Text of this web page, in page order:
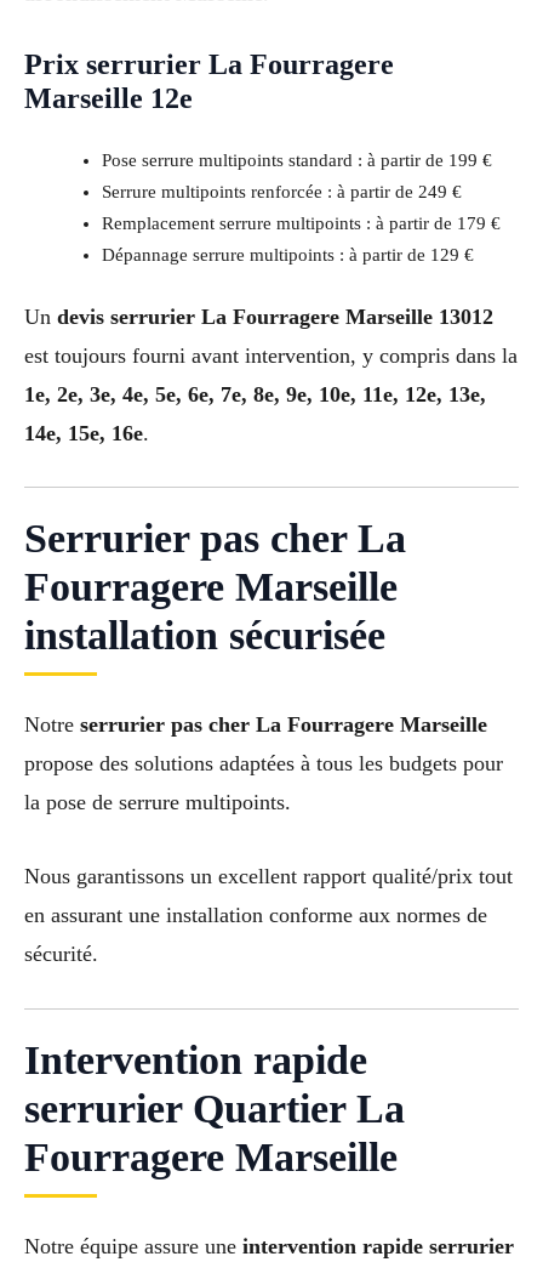
Prix serrurier La Fourragere
Marseille 12e
Pose serrure multipoints standard : à partir de 199 €
Serrure multipoints renforcée : à partir de 249 €
Remplacement serrure multipoints : à partir de 179 €
Dépannage serrure multipoints : à partir de 129 €
Un devis serrurier La Fourragere Marseille 13012
est toujours fourni avant intervention, y compris dans la
1e, 2e, 3e, 4e, 5e, 6e, 7e, 8e, 9e, 10e, 11e, 12e, 13e,
14e, 15e, 16e.
Serrurier pas cher La
Fourragere Marseille
installation sécurisée
Notre serrurier pas cher La Fourragere Marseille
propose des solutions adaptées à tous les budgets pour
la pose de serrure multipoints.
Nous garantissons un excellent rapport qualité/prix tout
en assurant une installation conforme aux normes de
sécurité.
Intervention rapide
serrurier Quartier La
Fourragere Marseille
Notre équipe assure une intervention rapide serrurier